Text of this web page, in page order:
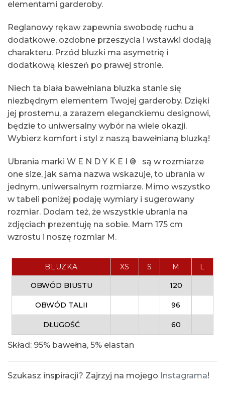
elementami garderoby.
Reglanowy rękaw zapewnia swobodę ruchu a
dodatkowe, ozdobne przeszycia i wstawki dodają
charakteru. Przód bluzki ma asymetrię i
dodatkową kieszeń po prawej stronie.
Niech ta biała bawełniana bluzka stanie się
niezbędnym elementem Twojej garderoby. Dzięki
jej prostemu, a zarazem eleganckiemu designowi,
będzie to uniwersalny wybór na wiele okazji.
Wybierz komfort i styl z naszą bawełnianą bluzką!
Ubrania marki W E N D Y K E I ®
są w rozmiarze
one size, jak sama nazwa wskazuje, to ubrania w
jednym, uniwersalnym rozmiarze. Mimo wszystko
w tabeli poniżej podaję wymiary i sugerowany
rozmiar. Dodam też, że wszystkie ubrania na
zdjęciach prezentuję na sobie. Mam 175 cm
wzrostu i noszę rozmiar M.
BLUZKA XS S M L
OBWÓD BIUSTU 120
OBWÓD TALII 96
DŁUGOŚĆ 60
Skład: 95% bawełna, 5% elastan
Szukasz inspiracji? Zajrzyj na mojego Instagrama!